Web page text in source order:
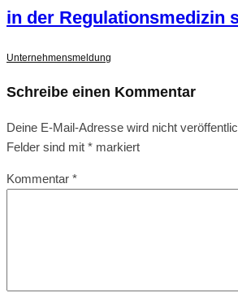
in der Regulationsmedizin
Unternehmensmeldung
Schreibe einen Kommentar
Deine E-Mail-Adresse wird nicht
Felder sind mit * markiert
Kommentar *